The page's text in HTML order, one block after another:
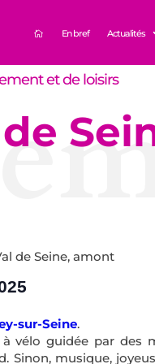
En bref Actualités
et de loisirs
de
de Seine, amont
sur-Seine.
vélo guidée par des
Sinon, musique,